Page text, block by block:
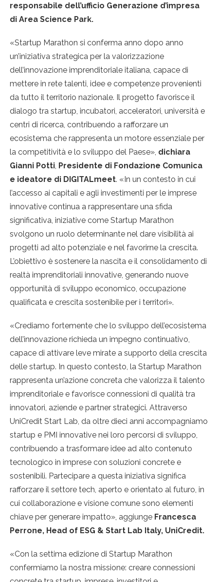
responsabile dell’ufficio Generazione d’impresa
di Area Science Park.
«Startup Marathon si conferma anno dopo anno
un’iniziativa strategica per la valorizzazione
dell’innovazione imprenditoriale italiana, capace di
mettere in rete talenti, idee e competenze provenienti
da tutto il territorio nazionale. Il progetto favorisce il
dialogo tra startup, incubatori, acceleratori, università e
centri di ricerca, contribuendo a rafforzare un
ecosistema che rappresenta un motore essenziale per
la competitività e lo sviluppo del Paese», dichiara
Gianni Potti Presidente di Fondazione Comunica
e ideatore di DIGITALmeet. «In un contesto in cui
l’accesso ai capitali e agli investimenti per le imprese
innovative continua a rappresentare una sfida
significativa, iniziative come Startup Marathon
svolgono un ruolo determinante nel dare visibilità ai
progetti ad alto potenziale e nel favorirne la crescita.
L’obiettivo è sostenere la nascita e il consolidamento di
realtà imprenditoriali innovative, generando nuove
opportunità di sviluppo economico, occupazione
qualificata e crescita sostenibile per i territori».
«Crediamo fortemente che lo sviluppo dell’ecosistema
dell’innovazione richieda un impegno continuativo,
capace di attivare leve mirate a supporto della crescita
delle startup. In questo contesto, la Startup Marathon
rappresenta un’azione concreta che valorizza il talento
imprenditoriale e favorisce connessioni di qualità tra
innovatori, aziende e partner strategici. Attraverso
UniCredit Start Lab, da oltre dieci anni accompagniamo
startup e PMI innovative nei loro percorsi di sviluppo,
contribuendo a trasformare idee ad alto contenuto
tecnologico in imprese con soluzioni concrete e
sostenibili. Partecipare a questa iniziativa significa
rafforzare il settore tech, aperto e orientato al futuro, in
cui collaborazione e visione comune sono elementi
chiave per generare impatto», aggiunge Francesca
Perrone, Head of ESG & Start Lab Italy, UniCredit.
«Con la settima edizione di Startup Marathon
confermiamo la nostra missione: creare connessioni